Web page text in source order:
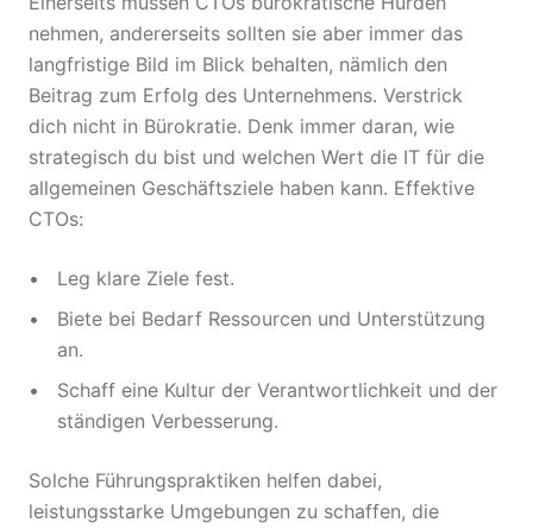
nehmen, andererseits sollten sie aber immer das
langfristige Bild im Blick behalten, nämlich den
Beitrag zum Erfolg des Unternehmens. Verstrick
dich nicht in Bürokratie. Denk immer daran, wie
strategisch du bist und welchen Wert die IT für die
allgemeinen Geschäftsziele haben kann. Effektive
CTOs:
Leg klare Ziele fest.
Biete bei Bedarf Ressourcen und Unterstützung
an.
Schaff eine Kultur der Verantwortlichkeit und der
ständigen Verbesserung.
Solche Führungspraktiken helfen dabei,
leistungsstarke Umgebungen zu schaffen, die